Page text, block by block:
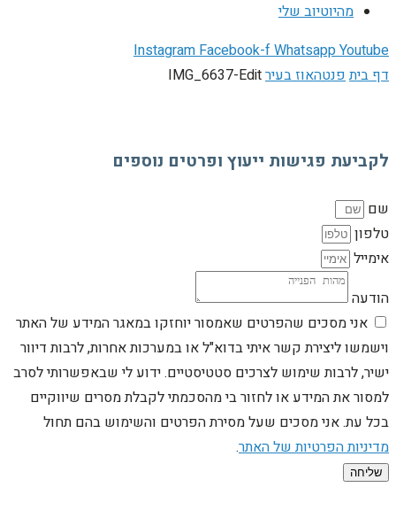
מהיוטיוב שלי
InstagramFacebook-fWhatsappYoutube
דף ביתפנטהאוז בעירIMG_6637-Edit
לקביעת פגישות ייעוץ ופרטים נוספים
שם
טלפון
אימייל
הודעה
אני מסכים שהפרטים שאמסור יוחזקו במאגר המידע של האתר
וישמשו ליצירת קשר איתי בדוא"ל או במערכות אחרות, לרבות דיוור
ישיר, לרבות שימוש לצרכים סטטיסטיים. ידוע לי שבאפשרותי לסרב
למסור את המידע או לחזור בי מהסכמתי לקבלת מסרים שיווקיים
בכל עת. אני מסכים שעל מסירת הפרטים והשימוש בהם תחול
מדיניות הפרטיות של האתר.
שליחה